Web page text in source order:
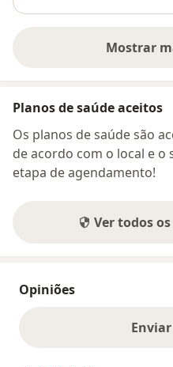
Mostrar
Planos de saúde aceitos
Os planos de saúde são
de acordo com o local e
etapa de agendamento!
Ver todos
Opiniões